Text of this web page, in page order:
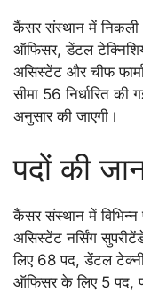
कैंसर संस्थान में निकली
ऑफिसर, डेंटल
असिस्टेंट और चीफ
सीमा 56 निर्धारित
अनुसार की जाएगी।
पदों की
कैंसर संस्थान में विभिन्न
असिस्टेंट नर्सिंग
लिए 68 पद, डेंटल
ऑफिसर के लिए 5 पद,